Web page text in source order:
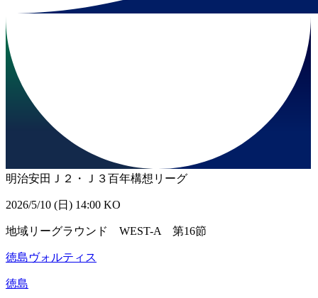
明治安田Ｊ２・Ｊ３百年構想リーグ
2026/5/10 (日) 14:00 KO
地域リーグラウンド WEST-A 第16節
徳島ヴォルティス
徳島